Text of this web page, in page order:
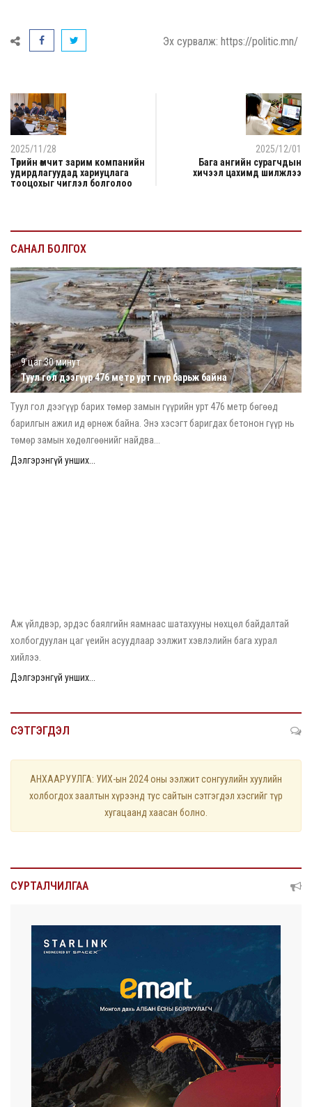
Эх сурвалж: https://politic.mn/
2025/11/28
Төрийн өмчит зарим компанийн
удирдлагуудад хариуцлага
тооцохыг чиглэл болголоо
2025/12/01
Бага ангийн сурагчдын
хичээл цахимд шилжлээ
САНАЛ БОЛГОХ
9 цаг 30 минут
Туул гол дээгүүр 476 метр урт гүүр барьж байна
Туул гол дээгүүр барих төмөр замын гүүрийн урт 476 метр бөгөөд
барилгын ажил ид өрнөж байна. Энэ хэсэгт баригдах бетонон гүүр нь
төмөр замын хөдөлгөөнийг найдва...
Дэлгэрэнгүй унших...
Аж үйлдвэр, эрдэс баялгийн яамнаас шатахууны нөхцөл байдалтай
холбогдуулан цаг үеийн асуудлаар ээлжит хэвлэлийн бага хурал
хийлээ.
Дэлгэрэнгүй унших...
СЭТГЭГДЭЛ
АНХААРУУЛГА: УИХ-ын 2024 оны ээлжит сонгуулийн хуулийн
холбогдох заалтын хүрээнд тус сайтын сэтгэгдэл хэсгийг түр
хугацаанд хаасан болно.
СУРТАЛЧИЛГАА